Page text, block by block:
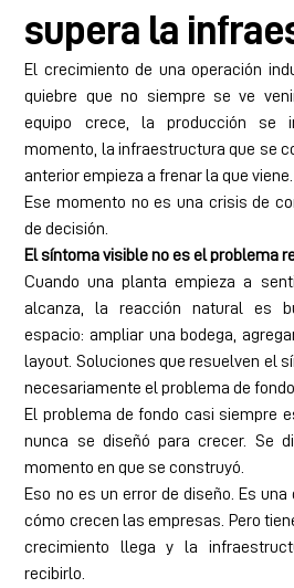
supera la
El crecimiento de una operación
quiebre que no siempre se ve
equipo crece, la producción se
momento, la infraestructura que se
anterior empieza a frenar la que viene.
Ese momento no es una crisis de
de decisión.
El síntoma visible no es el problema
Cuando una planta empieza a
alcanza, la reacción natural es
espacio: ampliar una bodega,
layout. Soluciones que resuelven el
necesariamente el problema de fondo.
El problema de fondo casi siempre
nunca se diseñó para crecer. Se
momento en que se construyó.
Eso no es un error de diseño. Es
cómo crecen las empresas. Pero
crecimiento llega y la
recibirlo.